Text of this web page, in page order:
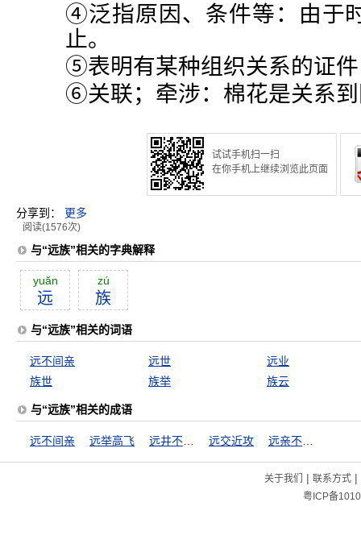
④泛指原因、条件等：由于
止。
⑤表明有某种组织关系的证
⑥关联；牵涉：棉花是关系
试试手机扫一扫
在你手机上继续浏览此页面
分享到： 更多
阅读(1576次)
与“远族”相关的字典解释
yuăn
远
zú
族
与“远族”相关的词语
远不间亲 远世
远业
族世
族举 族云
与“远族”相关的成语
远不间亲 远举高飞 远交近攻
关于我们 | 联系方式|
粤ICP备